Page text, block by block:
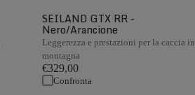
SEILAND GTX RR -
Nero/Arancione
Leggerezza e prestazioni per la caccia in
montagna
€329,00
Confronta